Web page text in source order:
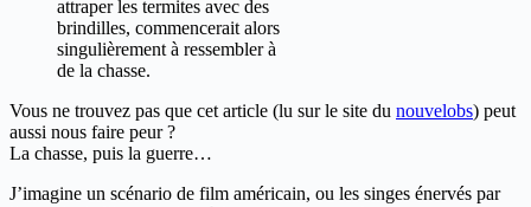
attraper les termites avec des
brindilles, commencerait alors
singulièrement à ressembler à
de la chasse.
Vous ne trouvez pas que cet article (lu sur le site du nouvelobs) peut
aussi nous faire peur ?
La chasse, puis la guerre…
J’imagine un scénario de film américain, ou les singes énervés par